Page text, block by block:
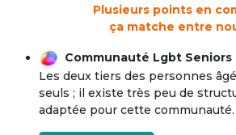
Plusieurs points en
ça matche entre
Communauté Lgbt Seniors
Les deux tiers des personnes
seuls ; il existe très peu de
adaptée pour cette communauté.